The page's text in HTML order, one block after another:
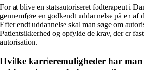
For at blive en statsautoriseret fodterapeut i
gennemføre en godkendt uddannelse på en af
Efter endt uddannelse skal man søge om
Patientsikkerhed og opfylde de krav, der er
autorisation.
Hvilke karrieremuligheder har man